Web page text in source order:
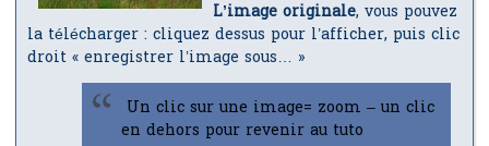
L’image originale, vous pouvez
la télécharger : cliquez dessus pour l’afficher, puis clic
droit « enregistrer l’image sous… »
Un clic sur une image= zoom – un clic
en dehors pour revenir au tuto